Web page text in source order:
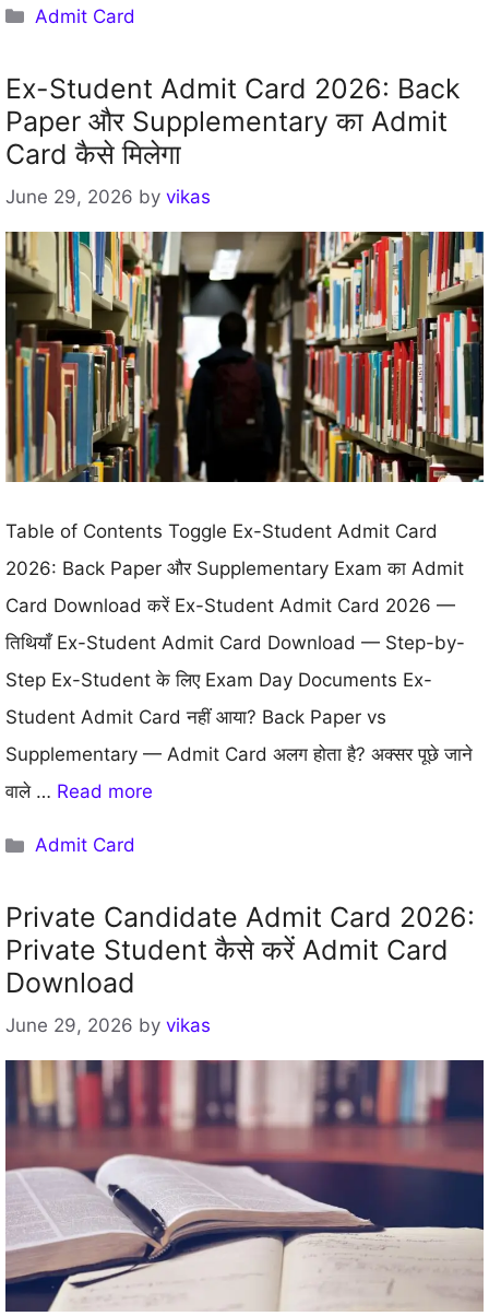
Categories
Admit Card
Ex-Student Admit Card 2026: Back
Paper और Supplementary का Admit
Card कैसे मिलेगा
June 29, 2026 by vikas
Table of Contents Toggle Ex-Student Admit Card
2026: Back Paper और Supplementary Exam का Admit
Card Download करें Ex-Student Admit Card 2026 —
तिथियाँ Ex-Student Admit Card Download — Step-by-
Step Ex-Student के लिए Exam Day Documents Ex-
Student Admit Card नहीं आया? Back Paper vs
Supplementary — Admit Card अलग होता है? अक्सर पूछे जाने
वाले … Read more
Categories
Admit Card
Private Candidate Admit Card 2026:
Private Student कैसे करें Admit Card
Download
June 29, 2026 by vikas